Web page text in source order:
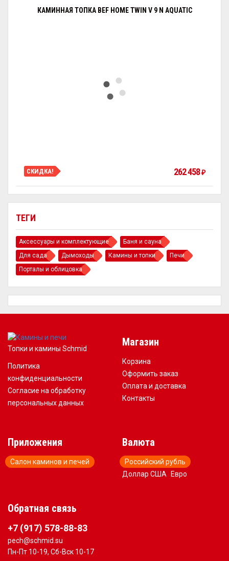
ТЕГИ
Аксессуары и комплектующие
Баня и сауна
Для сада
Дымоходы Камины и топки
Печи
Порталы и облицовка
КАМИННАЯ ТОПКА BEF HOME TWIN V 9 N AQUATIC
СКИДКА! 262 458₽
Топки и камины Schmid
Политика
конфиденциальности
Согласие на обработку
персональных данных
Магазин
Корзина
Оформить заказ
Оплата и доставка
Контакты
Приложения
Салон каминов и печей
Валюта
Российский рубль
Доллар США
Евро
Обратная связь
+7 (917) 578-88-83
pech@schmid.su
Пн-Пт 10-19, Сб-Вск 10-17